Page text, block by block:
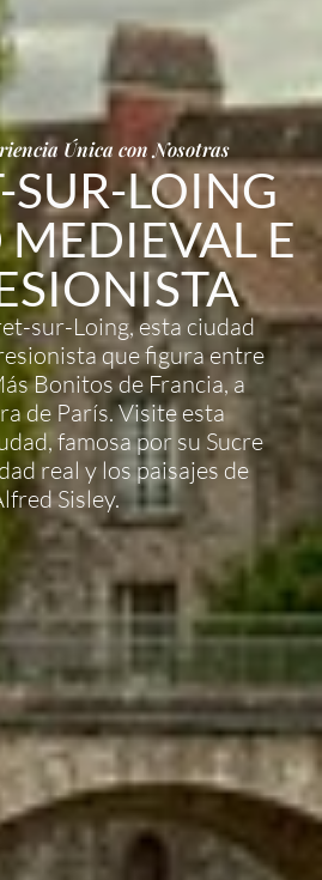
Única con Nosotras
SUR-LOING
E
sur-Loing, esta ciudad
que figura entre
Bonitos de Francia, a
de París. Visite esta
famosa por su Sucre
real y los paisajes de
Sisley.